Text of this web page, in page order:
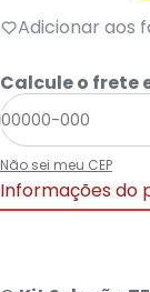
Adicionar aos
Calcule o frete
Não sei meu CEP
Informações do